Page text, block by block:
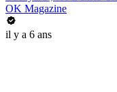
OK Magazine
il y a 6 ans